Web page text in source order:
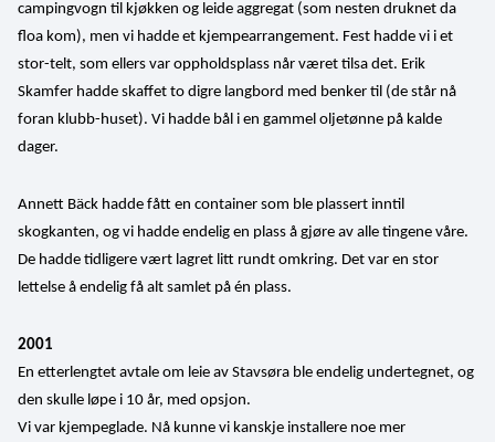
campingvogn til kjøkken og leide aggregat (som nesten druknet da
floa kom), men vi hadde et kjempearrangement. Fest hadde vi i et
stor-telt, som ellers var oppholdsplass når været tilsa det. Erik
Skamfer hadde skaffet to digre langbord med benker til (de står nå
foran klubb-huset). Vi hadde bål i en gammel oljetønne på kalde
dager.
Annett Bäck hadde fått en container som ble plassert inntil
skogkanten, og vi hadde endelig en plass å gjøre av alle tingene våre.
De hadde tidligere vært lagret litt rundt omkring. Det var en stor
lettelse å endelig få alt samlet på én plass.
2001
En etterlengtet avtale om leie av Stavsøra ble endelig undertegnet, og
den skulle løpe i 10 år, med opsjon.
Vi var kjempeglade. Nå kunne vi kanskje installere noe mer